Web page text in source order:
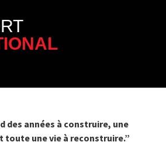
des années à construire, une
toute une vie à reconstruire.”